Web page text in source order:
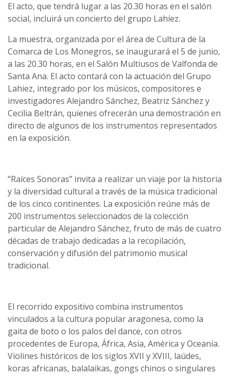
El acto, que tendrá lugar a las 20.30 horas en el salón
social, incluirá un concierto del grupo Lahíez.
La muestra, organizada por el área de Cultura de la
Comarca de Los Monegros, se inaugurará el 5 de junio,
a las 20.30 horas, en el Salón Multiusos de Valfonda de
Santa Ana. El acto contará con la actuación del Grupo
Lahiez, integrado por los músicos, compositores e
investigadores Alejandro Sánchez, Beatriz Sánchez y
Cecilia Beltrán, quienes ofrecerán una demostración en
directo de algunos de los instrumentos representados
en la exposición.
“Raíces Sonoras” invita a realizar un viaje por la historia
y la diversidad cultural a través de la música tradicional
de los cinco continentes. La exposición reúne más de
200 instrumentos seleccionados de la colección
particular de Alejandro Sánchez, fruto de más de cuatro
décadas de trabajo dedicadas a la recopilación,
conservación y difusión del patrimonio musical
tradicional.
El recorrido expositivo combina instrumentos
vinculados a la cultura popular aragonesa, como la
gaita de boto o los palos del dance, con otros
procedentes de Europa, África, Asia, América y Oceanía.
Violines históricos de los siglos XVII y XVIII, laúdes,
koras africanas, balalaikas, gongs chinos o singulares